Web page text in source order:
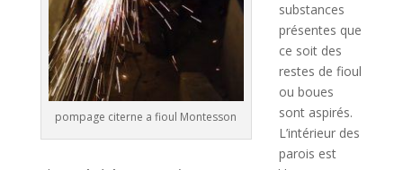
pompage citerne a fioul Montesson
substances
présentes que
ce soit des
restes de fioul
ou boues
sont aspirés.
L’intérieur des
parois est